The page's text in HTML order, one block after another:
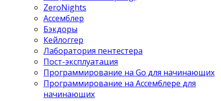
ZeroNights
Ассемблер
Бэкдоры
Кейлоггер
Лаборатория пентестера
Пост-эксплуатация
Программирование на Go для начинающих
Программирование на Ассемблере для
начинающих